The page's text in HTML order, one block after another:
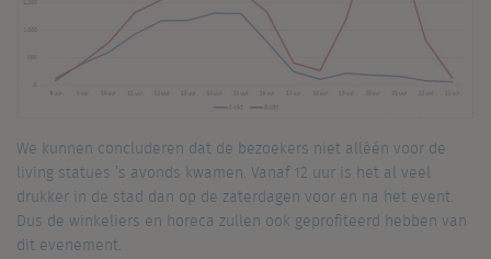
We kunnen concluderen dat de bezoekers niet alléén voor de
living statues ’s avonds kwamen. Vanaf 12 uur is het al veel
drukker in de stad dan op de zaterdagen voor en na het event.
Dus de winkeliers en horeca zullen ook geprofiteerd hebben van
dit evenement.